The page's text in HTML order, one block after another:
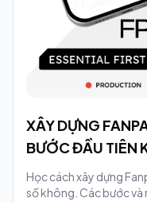
XÂY DỰNG
BƯỚC ĐẦU TIÊN
Học cách xây dựng
số không. Các bước và